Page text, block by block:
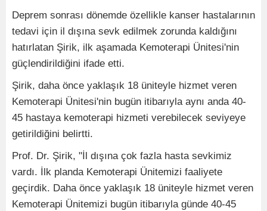
Deprem sonrası dönemde özellikle kanser hastalarının
tedavi için il dışına sevk edilmek zorunda kaldığını
hatırlatan Şirik, ilk aşamada Kemoterapi Ünitesi'nin
güçlendirildiğini ifade etti.
Şirik, daha önce yaklaşık 18 üniteyle hizmet veren
Kemoterapi Ünitesi'nin bugün itibarıyla aynı anda 40-
45 hastaya kemoterapi hizmeti verebilecek seviyeye
getirildiğini belirtti.
Prof. Dr. Şirik, "İl dışına çok fazla hasta sevkimiz
vardı. İlk planda Kemoterapi Ünitemizi faaliyete
geçirdik. Daha önce yaklaşık 18 üniteyle hizmet veren
Kemoterapi Ünitemizi bugün itibarıyla günde 40-45